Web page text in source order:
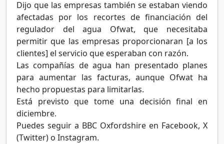
Dijo que las empresas también se estaban viendo
afectadas por los recortes de financiación del
regulador del agua Ofwat, que necesitaba
permitir que las empresas proporcionaran [a los
clientes] el servicio que esperaban con razón.
Las compañías de agua han presentado planes
para aumentar las facturas, aunque Ofwat ha
hecho propuestas para limitarlas.
Está previsto que tome una decisión final en
diciembre.
Puedes seguir a BBC Oxfordshire en Facebook, X
(Twitter) o Instagram.